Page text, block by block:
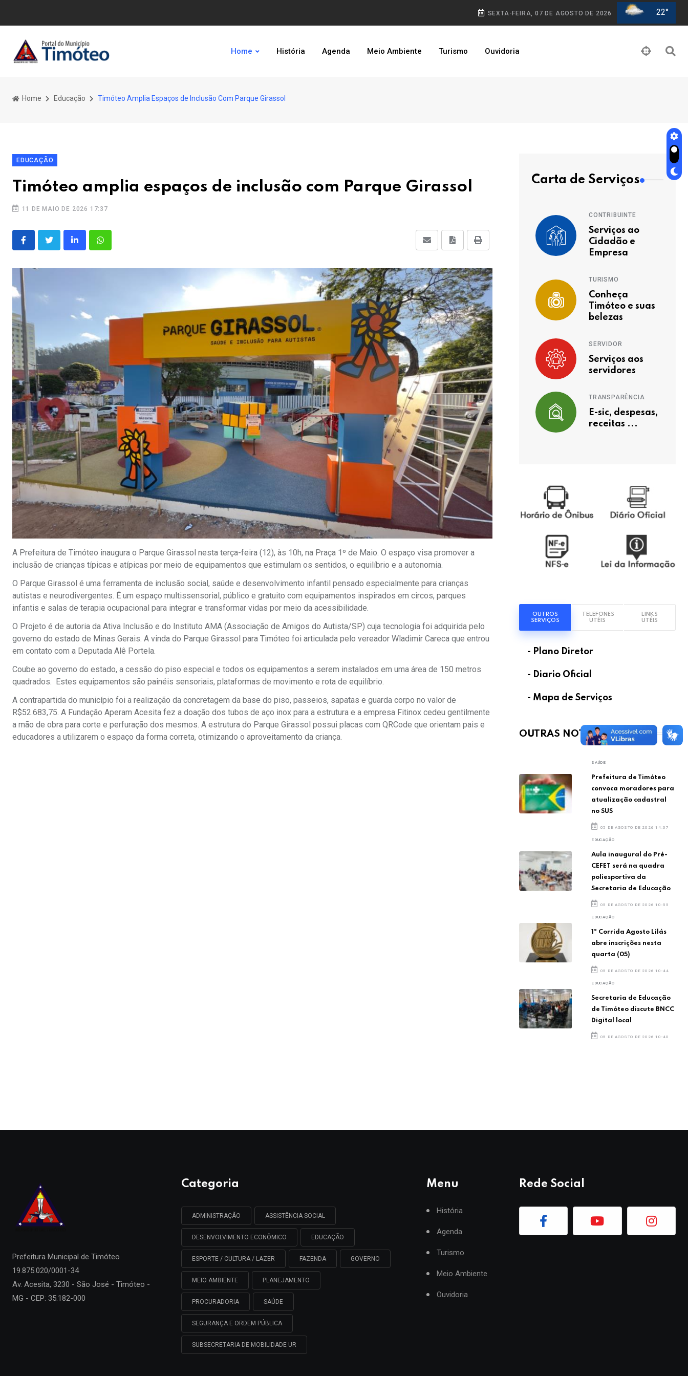
SEXTA-FEIRA, 07 DE AGOSTO DE 2026 22°
Home História Agenda Meio Ambiente Turismo Ouvidoria
Home Educação Timóteo Amplia Espaços de Inclusão Com Parque Girassol
EDUCAÇÃO
Timóteo amplia espaços de inclusão com Parque Girassol
11 DE MAIO DE 2026 17:37
A Prefeitura de Timóteo inaugura o Parque Girassol nesta terça-feira (12), às 10h, na Praça 1º de Maio. O espaço visa promover a
inclusão de crianças típicas e atípicas por meio de equipamentos que estimulam os sentidos, o equilíbrio e a autonomia.
O Parque Girassol é uma ferramenta de inclusão social, saúde e desenvolvimento infantil pensado especialmente para crianças
autistas e neurodivergentes. É um espaço multissensorial, público e gratuito com equipamentos inspirados em circos, parques
infantis e salas de terapia ocupacional para integrar e transformar vidas por meio da acessibilidade.
O Projeto é de autoria da Ativa Inclusão e do Instituto AMA (Associação de Amigos do Autista/SP) cuja tecnologia foi adquirida pelo
governo do estado de Minas Gerais. A vinda do Parque Girassol para Timóteo foi articulada pelo vereador Wladimir Careca que entrou
em contato com a Deputada Alê Portela.
Coube ao governo do estado, a cessão do piso especial e todos os equipamentos a serem instalados em uma área de 150 metros
quadrados. Estes equipamentos são painéis sensoriais, plataformas de movimento e rota de equilíbrio.
A contrapartida do município foi a realização da concretagem da base do piso, passeios, sapatas e guarda corpo no valor de
R$52.683,75. A Fundação Aperam Acesita fez a doação dos tubos de aço inox para a estrutura e a empresa Fitinox cedeu gentilmente
a mão de obra para corte e perfuração dos mesmos. A estrutura do Parque Girassol possui placas com QRCode que orientam pais e
educadores a utilizarem o espaço da forma correta, otimizando o aproveitamento da criança.
Carta de Serviços
CONTRIBUINTE
Serviços ao
Cidadão e
Empresa
TURISMO
Conheça
Timóteo e suas
belezas
SERVIDOR
Serviços aos
servidores
TRANSPARÊNCIA
E-sic, despesas,
receitas ...
OUTROS
SERVIÇOS
TELEFONES
UTÉIS
LINKS
UTÉIS
- Plano Diretor
- Diario Oficial
- Mapa de Serviços
OUTRAS NOTÍCIAS
SAÚDE
Prefeitura de Timóteo
convoca moradores para
atualização cadastral
no SUS
05 DE AGOSTO DE 2026 14:07
EDUCAÇÃO
Aula inaugural do Pré-
CEFET será na quadra
poliesportiva da
Secretaria de Educação
05 DE AGOSTO DE 2026 10:55
EDUCAÇÃO
1ª Corrida Agosto Lilás
abre inscrições nesta
quarta (05)
05 DE AGOSTO DE 2026 10:44
EDUCAÇÃO
Secretaria de Educação
de Timóteo discute BNCC
Digital local
05 DE AGOSTO DE 2026 10:40
Prefeitura Municipal de Timóteo
19.875.020/0001-34
Av. Acesita, 3230 - São José - Timóteo -
MG - CEP: 35.182-000
Categoria
ADMINISTRAÇÃO ASSISTÊNCIA SOCIAL
DESENVOLVIMENTO ECONÔMICO EDUCAÇÃO
ESPORTE / CULTURA / LAZER FAZENDA GOVERNO
MEIO AMBIENTE PLANEJAMENTO
PROCURADORIA SAÚDE
SEGURANÇA E ORDEM PÚBLICA
SUBSECRETARIA DE MOBILIDADE UR
Menu
História
Agenda
Turismo
Meio Ambiente
Ouvidoria
Rede Social